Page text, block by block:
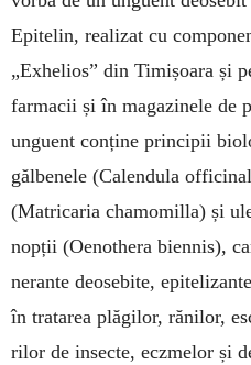
Epitelin, realizat cu
„Exhelios” din Timișoara și
farmacii și în magazinele de
unguent conține principii
gălbenele (Calendula
(Matricaria chamo­milla) și
nopții (Oeno­thera biennis),
nerante deo­sebite,
în tratarea plăgilor, rănilor,
rilor de insecte, eczme­lor și